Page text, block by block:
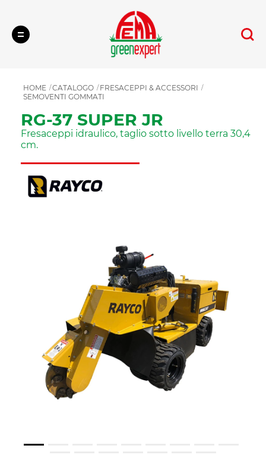
Cerca
HOME CATALOGO
FRESACEPPI & ACCESSORI
SEMOVENTI GOMMATI
RG-37 SUPER JR
Fresaceppi idraulico, taglio sotto livello terra 30,4
cm.